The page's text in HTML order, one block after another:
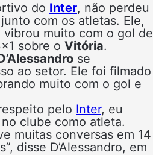
do Inter, não perdeu
com os atletas. Ele,
muito com o gol de
sobre o Vitória.
se
ao setor. Ele foi filmado
muito com o gol e
pelo Inter, eu
clube como atleta.
muitas conversas em 14
disse D’Alessandro, em